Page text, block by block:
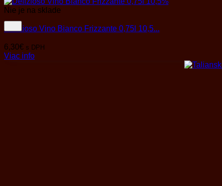
Nie je na sklade
Delizioso Vino Bianco Frizzante 0,75l 10,5...
6,30€ s DPH
Viac info